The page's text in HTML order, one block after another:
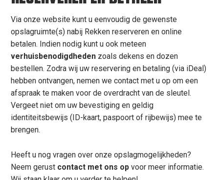
Via onze website kunt u eenvoudig de gewenste
opslagruimte(s) nabij Rekken reserveren en online
betalen. Indien nodig kunt u ook meteen
verhuisbenodigdheden zoals dekens en dozen
bestellen. Zodra wij uw reservering en betaling (via iDeal)
hebben ontvangen, nemen we contact met u op om een
afspraak te maken voor de overdracht van de sleutel.
Vergeet niet om uw bevestiging en geldig
identiteitsbewijs (ID-kaart, paspoort of rijbewijs) mee te
brengen.
Heeft u nog vragen over onze opslagmogelijkheden?
Neem gerust contact met ons op voor meer informatie.